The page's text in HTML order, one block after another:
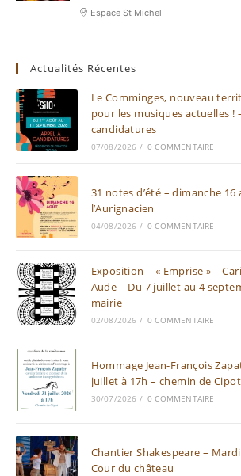
Espace St Michel
Actualités Récentes
Le Comminges, nouveau
pour les musiques actuelles !
candidatures
07/08/2026 / 0 COMMENTAIRE
31 notes d’été – dimanche
l’Aurignacien
04/08/2026 / 0 COMMENTAIRE
Exposition – « Emprise » –
Aude – Du 7 juillet au 4
mairie
02/08/2026 / 0 COMMENTAIRE
Hommage Jean-François
juillet à 17h – chemin de Cipot
30/07/2026 / 0 COMMENTAIRE
Chantier Shakespeare –
Cour du château